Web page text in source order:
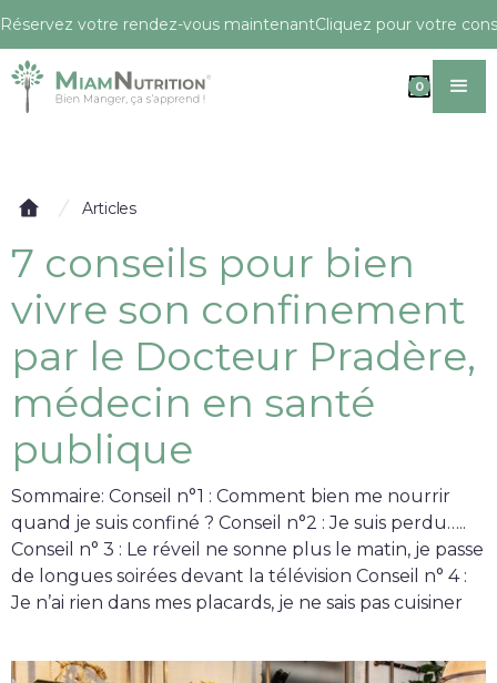
Réservez votre rendez-vous maintenantCliquez pour votre
0
Articles
7 conseils pour bien
vivre son confinement
par le Docteur Pradère,
médecin en santé
publique
Sommaire: Conseil n°1 : Comment bien me nourrir
quand je suis confiné ? Conseil n°2 : Je suis perdu…..
Conseil n° 3 : Le réveil ne sonne plus le matin, je passe
de longues soirées devant la télévision Conseil n° 4 :
Je n’ai rien dans mes placards, je ne sais pas cuisiner